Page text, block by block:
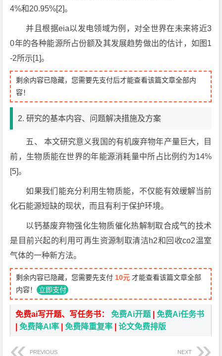
4%和20.95%[2]。
并且根据eia以发电领域为例，对全世界在未来将近3
0年的各种能源所占份额及其发展趋势做出的估计，如图1
-2所示[1]。
剩余内容已隐藏，您需要先支付后才能查看该篇文章全部内
容！
2. 研究的基本内容、问题解决措施及方案
五、 本文研究意义我国的有机废弃物年产量巨大，目
前，生物质能在世界的年能源消耗量中所占比例约为14%
[5]。
如果我们能充分利用生物质能，不仅能有效缓解当前
化石能源短缺的现状，而且有利于保护环境。
以钙基废弃物强化生物质催化热解制取合成气的技术
是目前兴起的利用可再生资源制取清洁h2和回收co2温室
气体的一种新方法。
剩余内容已隐藏，您需要先支付 10元 才能查看该篇文章全部
内容！ 立即支付
免费ai写开题、写任务书：免费Ai开题 |免费Ai任务书
|免费降AI率 |免费降重复率 |论文免费排版
PREVIOUS NEXT